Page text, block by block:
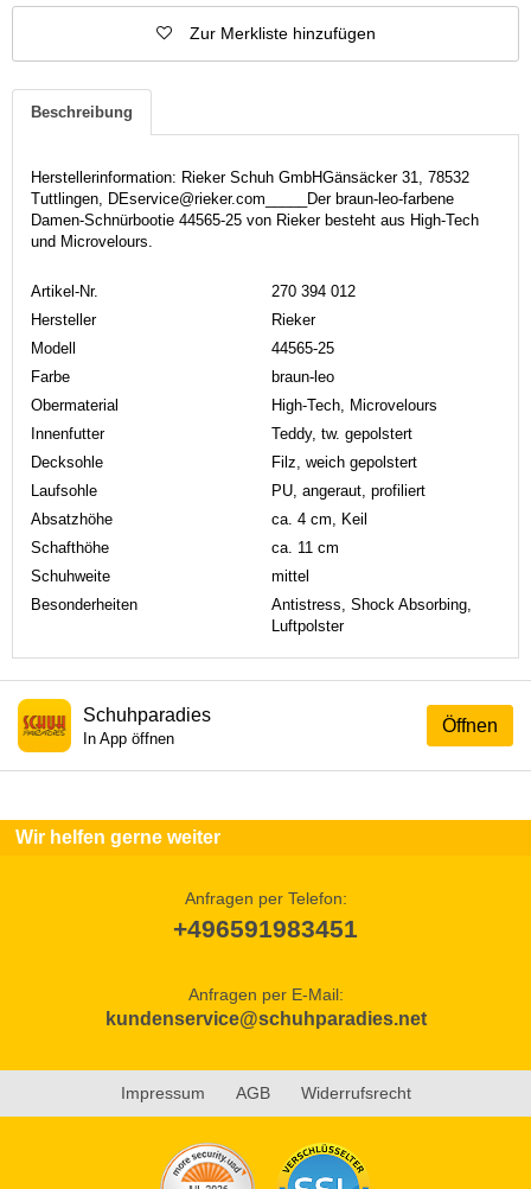
Zur Merkliste hinzufügen
Beschreibung
Herstellerinformation: Rieker Schuh GmbHGänsäcker 31, 78532
Tuttlingen, DEservice@rieker.com_____Der braun-leo-farbene
Damen-Schnürbootie 44565-25 von Rieker besteht aus High-Tech
und Microvelours.
Artikel-Nr.
270 394 012
Hersteller
Rieker
Modell
44565-25
Farbe
braun-leo
Obermaterial
High-Tech, Microvelours
Innenfutter
Teddy, tw. gepolstert
Decksohle
Filz, weich gepolstert
Laufsohle
PU, angeraut, profiliert
Absatzhöhe
ca. 4 cm, Keil
Schafthöhe
ca. 11 cm
Schuhweite
mittel
Besonderheiten
Antistress, Shock Absorbing,
Luftpolster
Öffnen
Schuhparadies
In App öffnen
Wir helfen gerne weiter
Anfragen per Telefon:
+496591983451
Anfragen per E-Mail:
kundenservice@schuhparadies.net
Impressum AGB Widerrufsrecht